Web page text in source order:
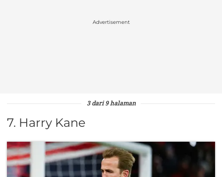
Advertisement
3 dari 9 halaman
7. Harry Kane